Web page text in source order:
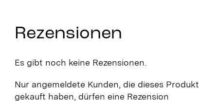
Rezensionen
Es gibt noch keine Rezensionen.
Nur angemeldete Kunden, die dieses Produkt
gekauft haben, dürfen eine Rezension